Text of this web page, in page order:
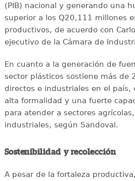
(PIB) nacional y generando una
superior a los Q20,111 millones
productivos, de acuerdo con
ejecutivo de la Cámara de
En cuanto a la generación de
sector plásticos sostiene más de
directos e industriales en el país,
alta formalidad y una fuerte
para atender a sectores
industriales, según Sandoval.
Sostenibilidad y recolección
A pesar de la fortaleza